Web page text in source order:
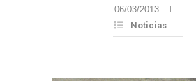
06/03/2013
Noticias